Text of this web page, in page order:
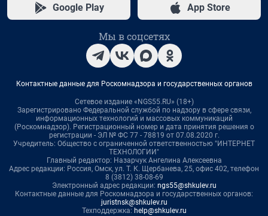
Google Play App Store
Мы в соцсетях
Контактные данные для Роскомнадзора и государственных органов
Сетевое издание «NGS55.RU» (18+)
Зарегистрировано Федеральной службой по надзору в сфере связи,
информационных технологий и массовых коммуникаций
(Роскомнадзор). Регистрационный номер и дата принятия решения о
регистрации - ЭЛ № ФС 77 - 78819 от 07.08.2020 г.
Учредитель: Общество с ограниченной ответственностью "ИНТЕРНЕТ
ТЕХНОЛОГИИ"
Главный редактор: Назарчук Ангелина Алексеевна
Адрес редакции: Россия, Омск, ул. Т. К. Щербанева, 25, офис 402, телефон
8 (3812) 38-08-69
Электронный адрес редакции: ngs55@shkulev.ru
Контактные данные для Роскомнадзора и государственных органов:
juristnsk@shkulev.ru
Техподдержка: help@shkulev.ru